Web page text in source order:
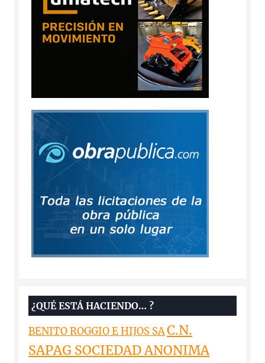
¿QUÉ ESTÁ HACIENDO… ?
BENITO ROGGIO E HIJOS SAC.N.
SAPAG SOCIEDAD ANONIMA